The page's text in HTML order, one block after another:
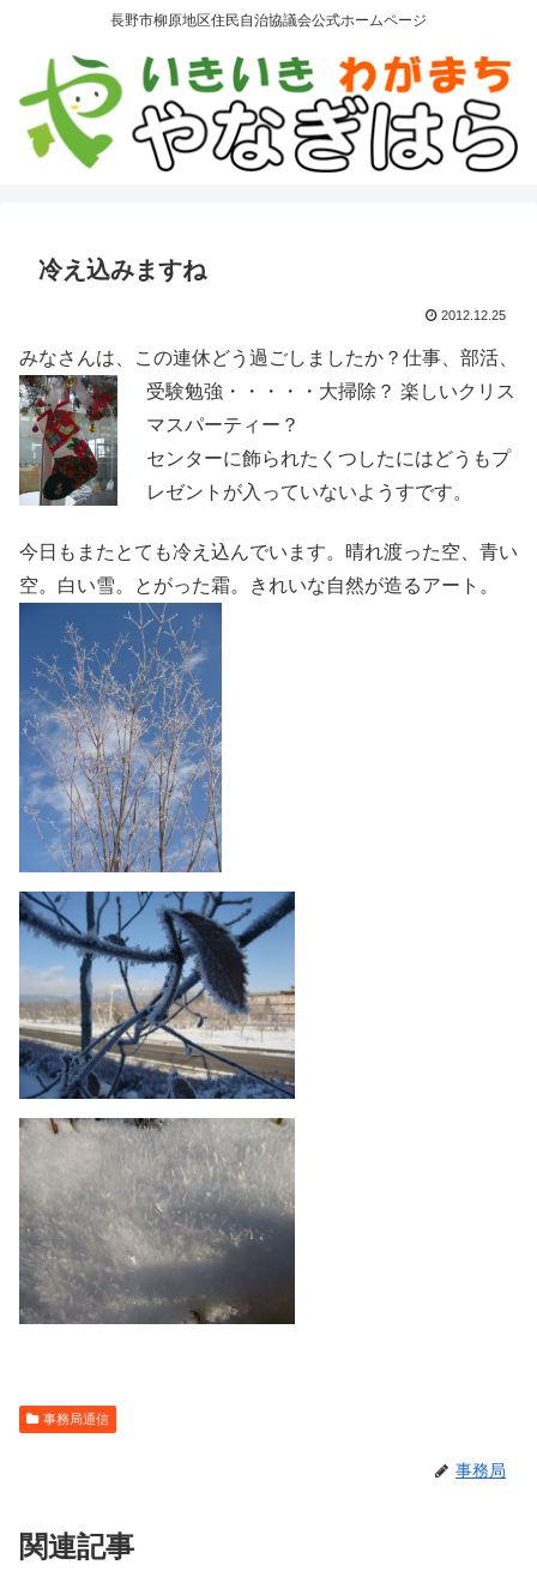
長野市柳原地区住民自治協議会公式ホームページ
冷え込みますね
2012.12.25
みなさんは、この連休どう過ごしましたか？ 仕事、部活、
受験勉強・・・・・大掃除？ 楽しいクリス
マスパーティー？
センターに飾られたくつしたにはどうもプ
レゼントが入っていないようすです。
今日もまたとても冷え込んでいます。 晴れ渡った空、青い
空。白い雪。とがった霜。きれいな自然が造るアート。
事務局通信
事務局
関連記事